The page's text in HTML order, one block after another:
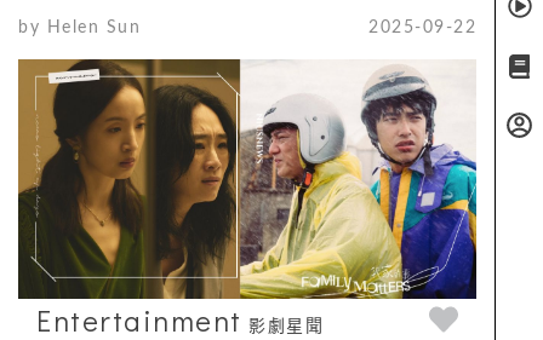
by Helen Sun 2025-09-22
Entertainment 影劇星聞